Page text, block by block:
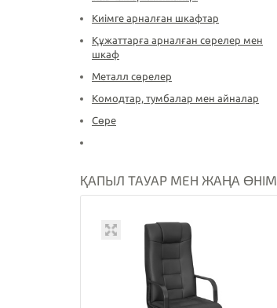
Киімге арналған шкафтар
Құжаттарға арналған сөрелер мен
шкаф
Металл сөрелер
Комодтар, тумбалар мен айналар
Сөре
ҚАПЫЛ ТАУАР МЕН ЖАҢА ӨНІМ